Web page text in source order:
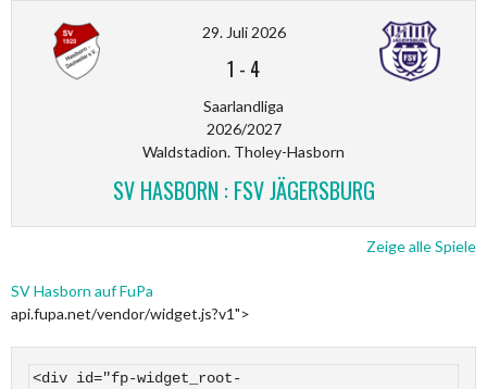
29. Juli 2026
1 - 4
Saarlandliga
2026/2027
Waldstadion. Tholey-Hasborn
SV HASBORN : FSV JÄGERSBURG
Zeige alle Spiele
SV Hasborn auf FuPa
api.fupa.net/vendor/widget.js?v1">
<div id="fp-widget_root-